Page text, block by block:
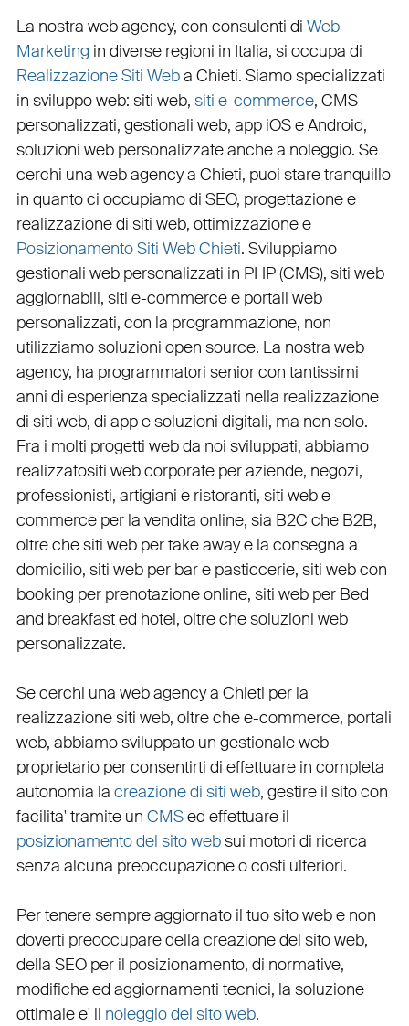
La nostra web agency, con consulenti di Web
Marketing in diverse regioni in Italia, si occupa di
Realizzazione Siti Weba Chieti. Siamo specializzati
in sviluppo web: siti web, siti e-commerce, CMS
personalizzati, gestionali web, app iOS e Android,
soluzioni web personalizzateanche a noleggio. Se
cerchi una web agency a Chieti, puoi stare tranquillo
in quanto ci occupiamo di SEO, progettazione e
realizzazione di siti web, ottimizzazionee
Posizionamento Siti Web Chieti. Sviluppiamo
gestionali web personalizzati in PHP(CMS), siti web
aggiornabili, siti e-commercee portali web
personalizzati, con la programmazione, non
utilizziamo soluzioni open source. La nostra web
agency, ha programmatori senior con tantissimi
anni di esperienza specializzati nella realizzazione
di siti web, di app e soluzioni digitali, ma non solo.
Fra i molti progetti web da noi sviluppati, abbiamo
realizzatositi web corporateperaziende, negozi,
professionisti, artigiani e ristoranti, siti web e-
commerceper la vendita online, sia B2C che B2B,
oltre chesiti web per take awaye la consegna a
domicilio, siti web per bare pasticcerie, siti web con
booking per prenotazione online, siti web per Bed
and breakfast ed hotel, oltre chesoluzioni web
personalizzate.
Se cerchi una web agency a Chieti per la
realizzazione siti web, oltre chee-commerce, portali
web, abbiamo sviluppato un gestionale web
proprietario per consentirti di effettuare in completa
autonomia la creazione di siti web, gestire il sito con
facilita' tramite un CMSed effettuare il
posizionamento del sito websui motori di ricerca
senza alcuna preoccupazione o costi ulteriori.
Per tenere sempre aggiornato il tuo sito web e non
doverti preoccupare della creazione del sito web,
della SEOper il posizionamento, di normative,
modifiche ed aggiornamenti tecnici, la soluzione
ottimale e' il noleggio del sito web.